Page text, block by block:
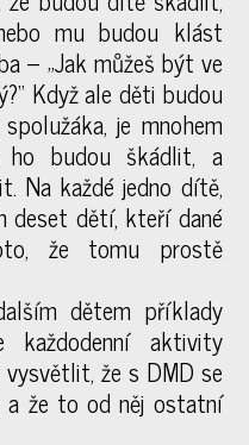
mu budou klást
– „Jak můžeš být ve
Když ale děti budou
je mnohem
ho budou škádlit, a
Na každé jedno dítě,
deset dětí, kteří dané
že tomu prostě
dětem příklady
aktivity
že s DMD se
a že to od něj ostatní